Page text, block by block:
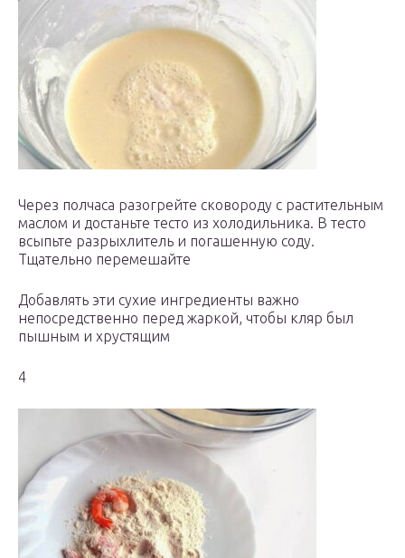
Через полчаса разогрейте сковороду с растительным
маслом и достаньте тесто из холодильника. В тесто
всыпьте разрыхлитель и погашенную соду.
Тщательно перемешайте
Добавлять эти сухие ингредиенты важно
непосредственно перед жаркой, чтобы кляр был
пышным и хрустящим
4